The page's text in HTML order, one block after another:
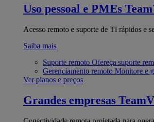
Uso pessoal e PMEs
Acesso remoto e suporte de TI rápidos e
Saiba mais
Suporte remoto Ofereça suporte
Gerenciamento remoto Monitore e
Ver planos e preços
Grandes empresas